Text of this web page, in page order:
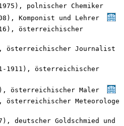
polnischer Chemiker
Komponist und Lehrer
österreichischer
österreichischer Journalist
1911), österreichischer
österreichischer Maler
österreichischer Meteorologe
deutscher Goldschmied und